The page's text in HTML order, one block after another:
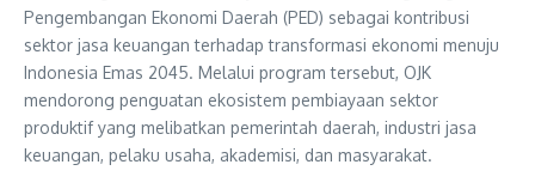
Pengembangan Ekonomi Daerah (PED) sebagai kontribusi
sektor jasa keuangan terhadap transformasi ekonomi menuju
Indonesia Emas 2045. Melalui program tersebut, OJK
mendorong penguatan ekosistem pembiayaan sektor
produktif yang melibatkan pemerintah daerah, industri jasa
keuangan, pelaku usaha, akademisi, dan masyarakat.